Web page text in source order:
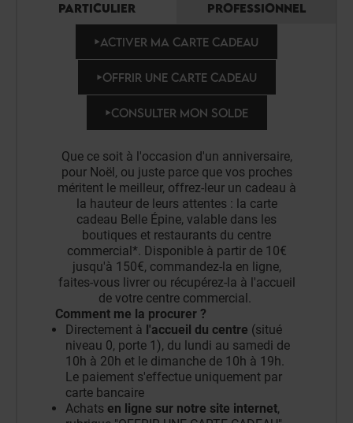
PARTICULIER PROFESSIONNEL
ACTIVER MA CARTE CADEAU
OFFRIR UNE CARTE CADEAU
CONSULTER MON SOLDE
Que ce soit à l'occasion d'un anniversaire,
pour Noël, ou juste parce que vos proches
méritent le meilleur, offrez-leur un cadeau à
la hauteur de leurs attentes : la carte
cadeau Belle Épine, valable dans les
boutiques et restaurants du centre
commercial*. Disponible à partir de 10€
jusqu'à 150€, commandez-la en ligne,
faites-vous livrer ou récupérez-la à l'accueil
de votre centre commercial.
Comment me la procurer ?
Directement à l'accueil du centre (situé
niveau 0, porte 1), du lundi au samedi de
10h à 20h et le dimanche de 10h à 19h.
Le paiement s'effectue uniquement par
carte bancaire
Achats en ligne sur notre site internet,